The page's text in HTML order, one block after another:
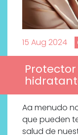
15 Aug 2024
Aa menudo
que pueden
salud de